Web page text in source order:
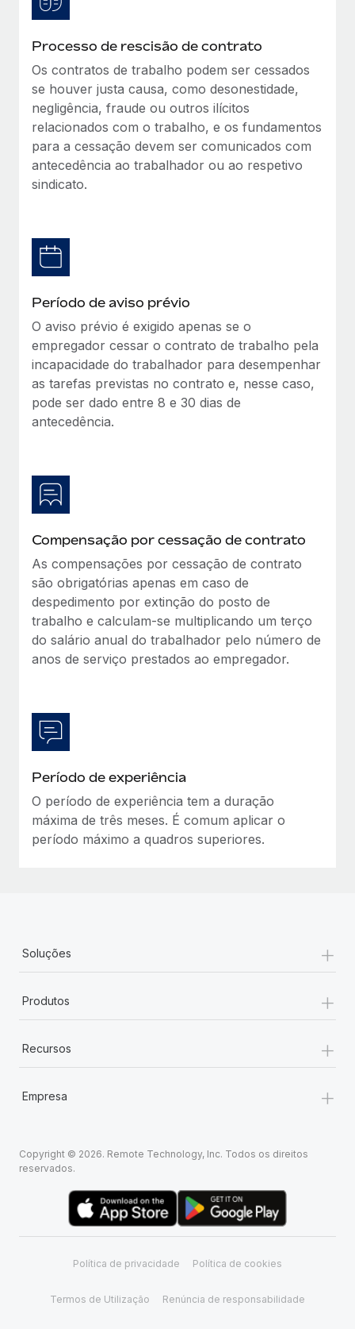
Processo de rescisão de contrato
Os contratos de trabalho podem ser cessados
se houver justa causa, como desonestidade,
negligência, fraude ou outros ilícitos
relacionados com o trabalho, e os fundamentos
para a cessação devem ser comunicados com
antecedência ao trabalhador ou ao respetivo
sindicato.
Período de aviso prévio
O aviso prévio é exigido apenas se o
empregador cessar o contrato de trabalho pela
incapacidade do trabalhador para desempenhar
as tarefas previstas no contrato e, nesse caso,
pode ser dado entre 8 e 30 dias de
antecedência.
Compensação por cessação de contrato
As compensações por cessação de contrato
são obrigatórias apenas em caso de
despedimento por extinção do posto de
trabalho e calculam‑se multiplicando um terço
do salário anual do trabalhador pelo número de
anos de serviço prestados ao empregador.
Período de experiência
O período de experiência tem a duração
máxima de três meses. É comum aplicar o
período máximo a quadros superiores.
Soluções +
Produtos +
Recursos +
Empresa +
Copyright © 2026. Remote Technology, Inc. Todos os direitos
reservados.
Política de privacidade Política de cookies
Termos de Utilização Renúncia de responsabilidade